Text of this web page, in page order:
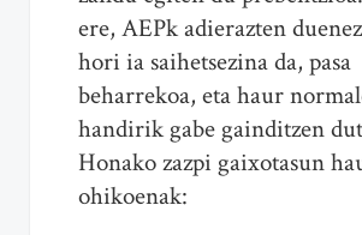
ere, AEPk adierazten
hori ia saihetsezina da, pasa
beharrekoa, eta haur
handirik gabe gainditzen
Honako zazpi gaixotasun
ohikoenak: